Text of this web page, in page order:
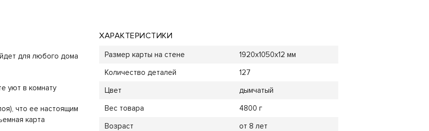
для любого дома
уют в комнату
что ее настоящим
карта
ХАРАКТЕРИСТИКИ
Размер карты на стене
1920x1050x12 мм
Количество деталей
127
Цвет
дымчатый
Вес товара
4800 г
Возраст
от 8 лет